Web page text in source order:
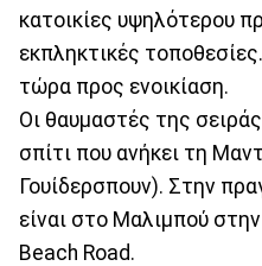
κατοικίες υψηλότερου
εκπληκτικές
τώρα προς ενοικίαση.
Οι θαυμαστές της
σπίτι που ανήκει τη
Γουίδερσπουν). Στην
είναι στο Μαλιμπού
Beach Road.